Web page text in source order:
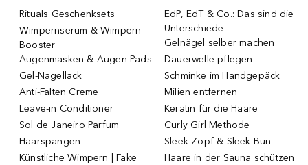
Rituals Geschenksets
Wimpernserum & Wimpern-
Booster
Augenmasken & Augen Pads
Gel-Nagellack
Anti-Falten Creme
Leave-in Conditioner
Sol de Janeiro Parfum
Haarspangen
Künstliche Wimpern | Fake
EdP, EdT & Co.: Das sind die
Unterschiede
Gelnägel selber machen
Dauerwelle pflegen
Schminke im Handgepäck
Milien entfernen
Keratin für die Haare
Curly Girl Methode
Sleek Zopf & Sleek Bun
Haare in der Sauna schützen